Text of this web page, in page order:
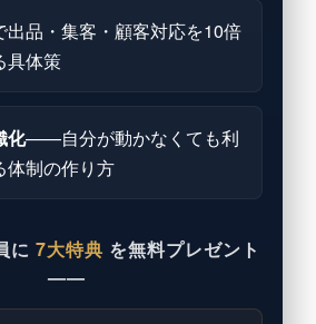
出品・集客・顧客対応を10倍
具体策
化——自分が動かなくても利
体制の作り方
に 7大特典 を無料プレゼント
——